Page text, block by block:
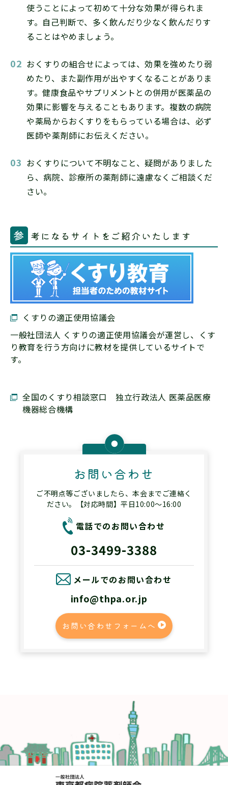
使うことによって初めて十分な効果が得られま
す。自己判断で、多く飲んだり少なく飲んだりす
ることはやめましょう。
おくすりの組合せによっては、効果を強めたり弱
めたり、また副作用が出やすくなることがありま
す。健康食品やサプリメントとの併用が医薬品の
効果に影響を与えることもあります。複数の病院
や薬局からおくすりをもらっている場合は、必ず
医師や薬剤師にお伝えください。
おくすりについて不明なこと、疑問がありました
ら、病院、診療所の薬剤師に遠慮なくご相談くだ
さい。
参 考になるサイトをご紹介いたします
くすりの適正使用協議会
一般社団法人 くすりの適正使用協議会が運営し、くす
り教育を行う方向けに教材を提供しているサイトで
す。
全国のくすり相談窓口 独立行政法人 医薬品医療
機器総合機構
お問い合わせ
ご不明点等ございましたら、本会までご連絡く
ださい。【対応時間】平日10:00～16:00
電話でのお問い合わせ
03-3499-3388
メールでのお問い合わせ
info@thpa.or.jp
お問い合わせフォームへ